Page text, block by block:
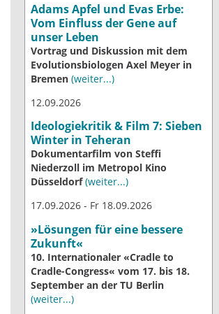
Adams Apfel und Evas Erbe:
Vom Einfluss der Gene auf
unser Leben
Vortrag und Diskussion mit dem
Evolutionsbiologen Axel Meyer in
Bremen(weiter...)
12.09.2026
Ideologiekritik & Film 7: Sieben
Winter in Teheran
Dokumentarfilm von Steffi
Niederzoll im Metropol Kino
Düsseldorf(weiter...)
17.09.2026 - Fr 18.09.2026
»Lösungen für eine bessere
Zukunft«
10. Internationaler «Cradle to
Cradle-Congress« vom 17. bis 18.
September an der TU Berlin
(weiter...)